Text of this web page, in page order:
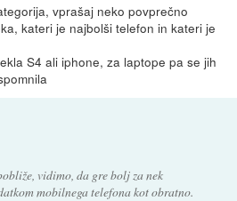
vprašaj neko povprečno
kateri je najbolši telefon in kateri je
S4 ali iphone, za laptope pa se jih
vidimo, da gre bolj za nek
mobilnega telefona kot obratno.